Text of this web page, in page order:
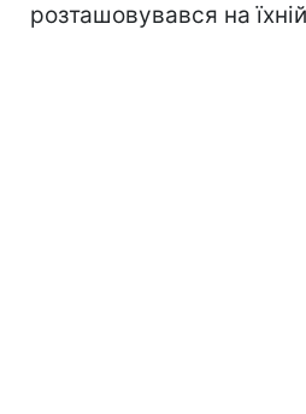
розташовувався на